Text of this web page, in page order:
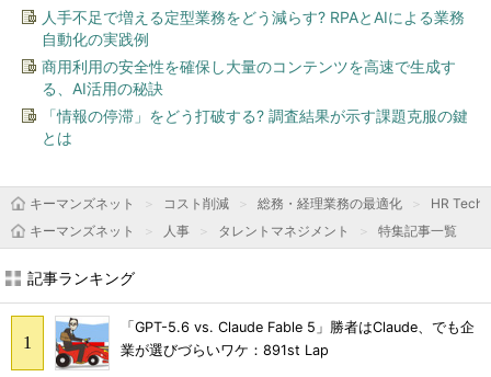
人手不足で増える定型業務をどう減らす? RPAとAIによる業務
自動化の実践例
商用利用の安全性を確保し大量のコンテンツを高速で生成す
る、AI活用の秘訣
「情報の停滞」をどう打破する? 調査結果が示す課題克服の鍵
とは
キーマンズネット コスト削減 総務・経理業務の最適化
HR Tech
キーマンズネット
人事 タレントマネジメント 特集記事一覧
記事ランキング
「GPT-5.6 vs. Claude Fable 5」勝者はClaude、でも企
業が選びづらいワケ：891st Lap